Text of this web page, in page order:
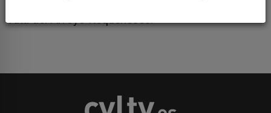
ruta del Arroyo Requeneses.